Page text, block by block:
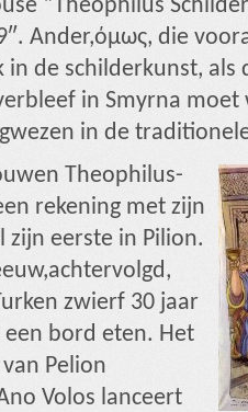
“Theophilus
Ander,όμως, die
in de schilderkunst, als
in Smyrna
in de
Theophilus-
rekening met zijn
zijn eerste in Pilion.
zwierf 30 jaar
een bord eten. Het
Pelion
Volos lanceert